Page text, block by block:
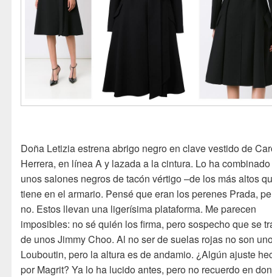
Doña Letizia estrena abrigo negro en clave vestido de
Herrera, en línea A y lazada a la cintura. Lo ha
unos salones negros de tacón vértigo –de los más altos
tiene en el armario. Pensé que eran los perenes Prada,
no. Estos llevan una ligerísima plataforma. Me parecen
imposibles: no sé quién los firma, pero sospecho que se
de unos Jimmy Choo. Al no ser de suelas rojas no son
Louboutin, pero la altura es de andamio. ¿Algún ajuste
por Magrit? Ya lo ha lucido antes, pero no recuerdo en